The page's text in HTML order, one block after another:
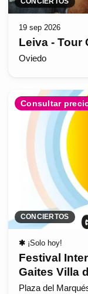
19 sep 2026
Leiva - Tour
Oviedo
Consultar
CONCIERTOS
✱ ¡Solo hoy!
Festival
Gaites Villa
Plaza del